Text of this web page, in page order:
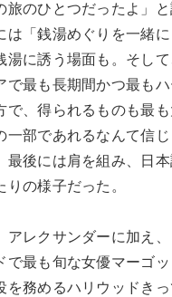
旅のひとつだったよ」
は「銭湯めぐりを一緒
湯に誘う場面も。そし
で最も長期間かつ最も
で、得られるものも最も
一部であれるなんて信
最後には肩を組み、日
の様子だった。
アレクサンダーに加え
で最も旬な女優マーゴッ
を務めるハリウッドきっ